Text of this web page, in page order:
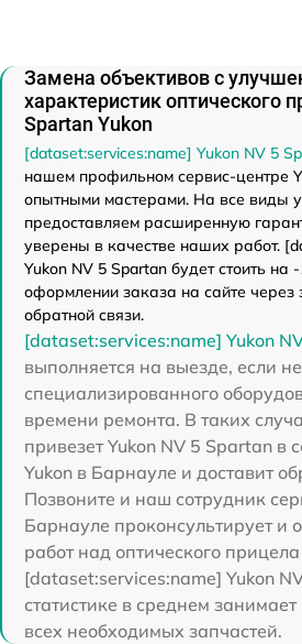
Замена объективов с
характеристик оптического
Spartan Yukon
[dataset:services:name] Yukon NV 5
нашем профильном сервис-центре
опытными мастерами. На все виды
предоставляем расширенную
уверены в качестве наших работ.
Yukon NV 5 Spartan будет стоить
оформлении заказа на сайте
обратной связи.
[dataset:services:name] Yukon
выполняется на выезде, если
специализированного
времени ремонта. В таких
привезет Yukon NV 5 Spartan в
Yukon в Барнауле и доставит
Позвоните и наш сотрудник
Барнауле проконсультирует и
работ над оптического
[dataset:services:name] Yukon
статистике в среднем
всех необходимых запчастей.